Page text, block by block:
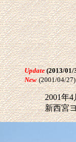
Update(2013/01/
New (2001/04/
2001年
新西宮